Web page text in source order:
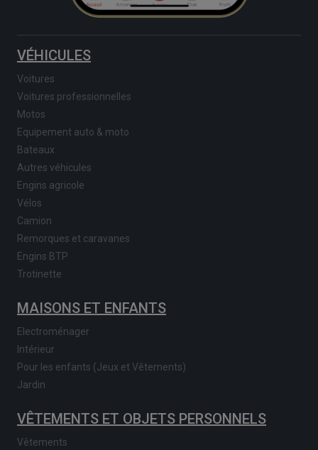
VÉHICULES
Voitures
Voitures professionnelles
Motos
Equipement auto & moto
Bateaux
Autres véhicules
Engins agricole
Vélos
Camion
Remorques et caravanes
Engins BTP
Trotinette
MAISONS ET ENFANTS
Electroménager
Intérieur
Pour les enfants (Jeux et Vêtements)
Jardin
VÊTEMENTS ET OBJETS PERSONNELS
Vêtements